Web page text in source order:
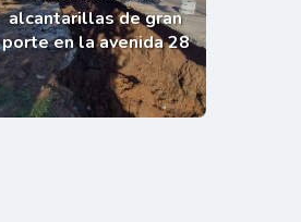
alcantarillas de gran
porte en la avenida 28